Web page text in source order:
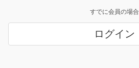
すでに会員の場合
ログイン